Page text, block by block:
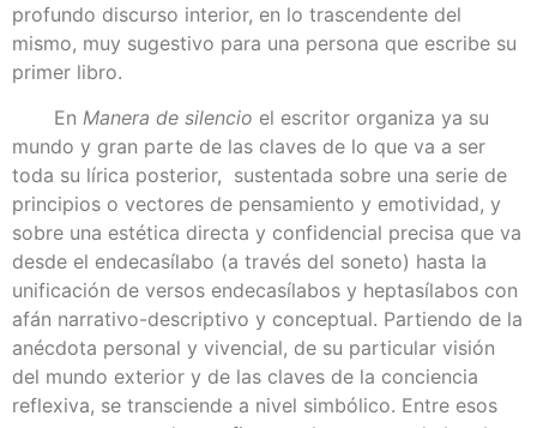
profundo discurso interior, en lo trascendente del
mismo, muy sugestivo para una persona que escribe su
primer libro.
En Manera de silencio el escritor organiza ya su
mundo y gran parte de las claves de lo que va a ser
toda su lírica posterior, sustentada sobre una serie de
principios o vectores de pensamiento y emotividad, y
sobre una estética directa y confidencial precisa que va
desde el endecasílabo (a través del soneto) hasta la
unificación de versos endecasílabos y heptasílabos con
afán narrativo-descriptivo y conceptual. Partiendo de la
anécdota personal y vivencial, de su particular visión
del mundo exterior y de las claves de la conciencia
reflexiva, se transciende a nivel simbólico. Entre esos